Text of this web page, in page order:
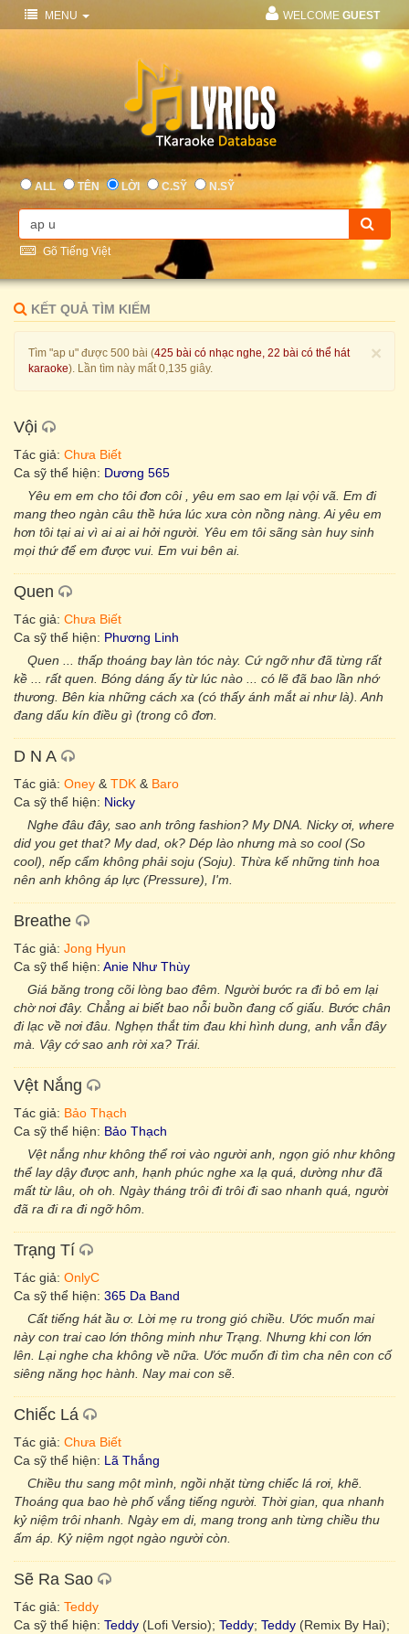
MENU WELCOME GUEST
ALL TÊN LỜI C.SỸ N.SỸ
Gõ Tiếng Việt
KẾT QUẢ TÌM KIẾM
×
Tìm "ap u" được 500 bài (425 bài có nhạc nghe, 22 bài có thể hát
karaoke). Lần tìm này mất 0,135 giây.
Vội
Tác giả: Chưa Biết
Ca sỹ thể hiện: Dương 565
Yêu em em cho tôi đơn côi , yêu em sao em lại vội vã. Em đi
mang theo ngàn câu thề hứa lúc xưa còn nồng nàng. Ai yêu em
hơn tôi tại ai vì ai ai ai hởi người. Yêu em tôi sãng sàn huy sinh
mọi thứ để em được vui. Em vui bên ai.
Quen
Tác giả: Chưa Biết
Ca sỹ thể hiện: Phương Linh
Quen ... thấp thoáng bay làn tóc này. Cứ ngỡ như đã từng rất
kề ... rất quen. Bóng dáng ấy từ lúc nào ... có lẽ đã bao lần nhớ
thương. Bên kia những cách xa (có thấy ánh mắt ai như là). Anh
đang dấu kín điều gì (trong cô đơn.
D N A
Tác giả: Oney & TDK & Baro
Ca sỹ thể hiện: Nicky
Nghe đâu đây, sao anh trông fashion? My DNA. Nicky ơi, where
did you get that? My dad, ok? Dép lào nhưng mà so cool (So
cool), nếp cẩm không phải soju (Soju). Thừa kế những tinh hoa
nên anh không áp lực (Pressure), I'm.
Breathe
Tác giả: Jong Hyun
Ca sỹ thể hiện: Anie Như Thùy
Giá băng trong cõi lòng bao đêm. Người bước ra đi bỏ em lại
chờ nơi đây. Chẳng ai biết bao nỗi buồn đang cố giấu. Bước chân
đi lạc về nơi đâu. Nghẹn thắt tim đau khi hình dung, anh vẫn đây
mà. Vậy cớ sao anh rời xa? Trái.
Vệt Nắng
Tác giả: Bảo Thạch
Ca sỹ thể hiện: Bảo Thạch
Vệt nắng như không thể rơi vào người anh, ngọn gió như không
thể lay dậy được anh, hạnh phúc nghe xa lạ quá, dường như đã
mất từ lâu, oh oh. Ngày tháng trôi đi trôi đi sao nhanh quá, người
đã ra đi ra đi ngỡ hôm.
Trạng Tí
Tác giả: OnlyC
Ca sỹ thể hiện: 365 Da Band
Cất tiếng hát ầu ơ. Lời mẹ ru trong gió chiều. Ước muốn mai
này con trai cao lớn thông minh như Trạng. Nhưng khi con lớn
lên. Lại nghe cha không về nữa. Ước muốn đi tìm cha nên con cố
siêng năng học hành. Nay mai con sẽ.
Chiếc Lá
Tác giả: Chưa Biết
Ca sỹ thể hiện: Lã Thắng
Chiều thu sang một mình, ngồi nhặt từng chiếc lá rơi, khẽ.
Thoáng qua bao hè phố vắng tiếng người. Thời gian, qua nhanh
kỷ niệm trôi nhanh. Ngày em di, mang trong anh từng chiều thu
ấm áp. Kỷ niệm ngọt ngào người còn.
Sẽ Ra Sao
Tác giả: Teddy
Ca sỹ thể hiện: Teddy (Lofi Versio); Teddy; Teddy (Remix By Hai);